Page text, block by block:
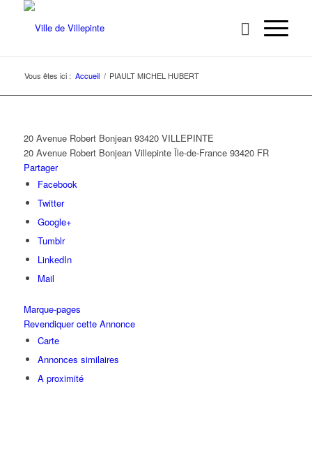
Vous êtes ici : Accueil / PIAULT MICHEL HUBERT
20 Avenue Robert Bonjean 93420 VILLEPINTE
20 Avenue Robert Bonjean Villepinte Île-de-France 93420 FR
Partager
Facebook
Twitter
Google+
Tumblr
LinkedIn
Mail
Marque-pages
Revendiquer cette Annonce
Carte
Annonces similaires
A proximité